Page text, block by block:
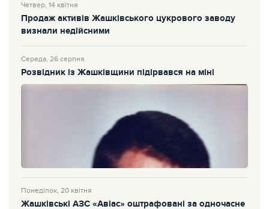
Четвер, 14 квітня
Продаж активів Жашківського цукрового заводу
визнали недійсними
Середа, 26 серпня
Розвідник із Жашківщини підірвався на міні
Понеділок, 20 квітня
Жашківські АЗС «Авіас» оштрафовані за одночасне